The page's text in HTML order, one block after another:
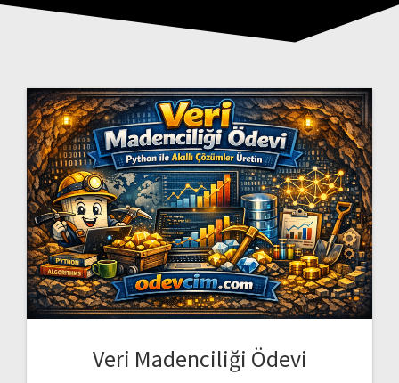
Veri Madenciliği Ödevi